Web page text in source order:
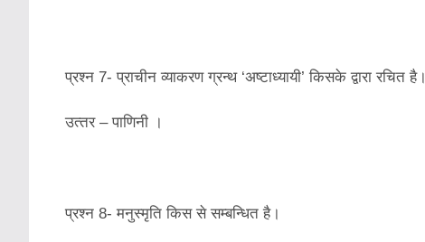
प्रश्‍न 7- प्राचीन व्‍याकरण ग्रन्‍थ ‘अष्‍टाध्‍यायी’ किसके द्वारा रचित है।
उत्‍तर – पाणिनी ।
प्रश्‍न 8- मनुस्‍मृति किस से सम्‍बन्धित है।